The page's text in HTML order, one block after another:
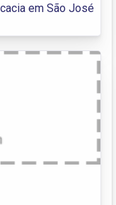
em São José